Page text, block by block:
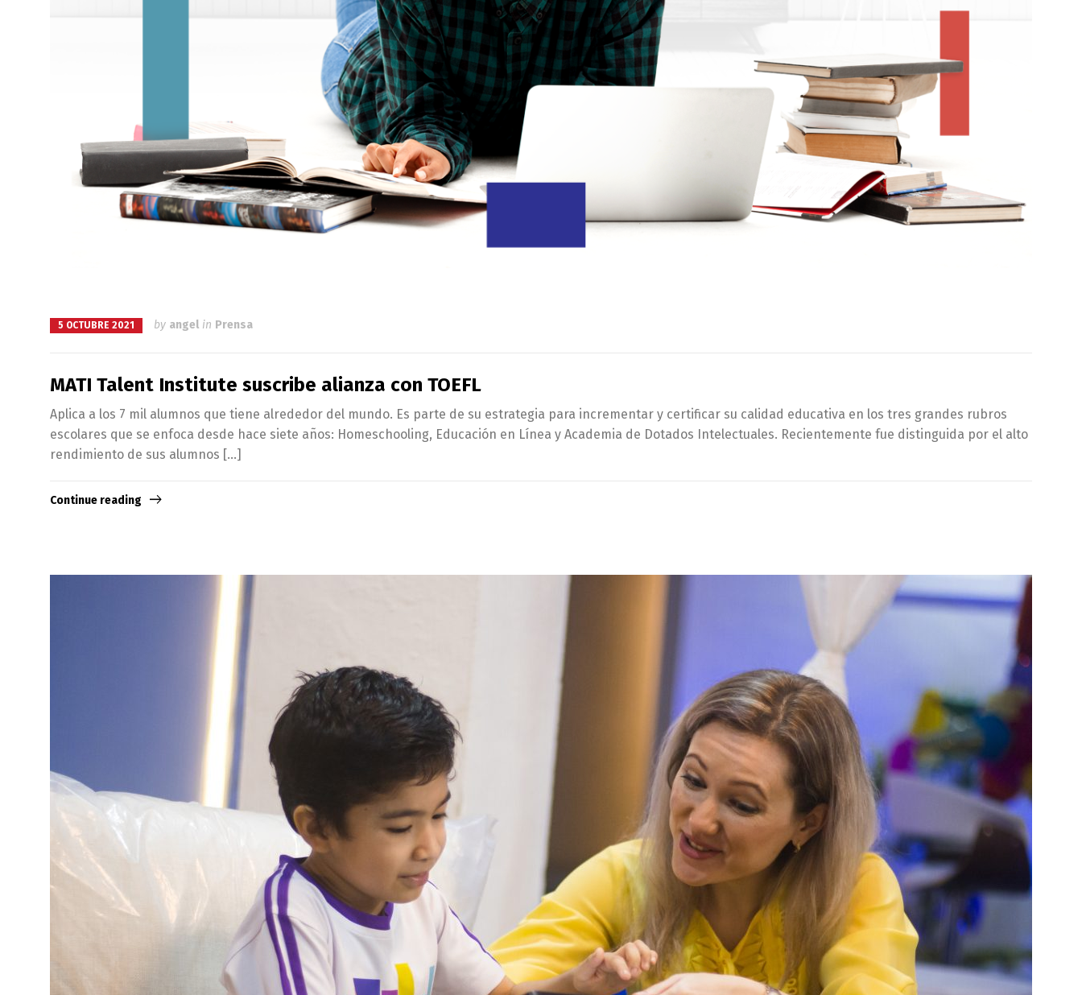
5 OCTUBRE 2021 by angel in Prensa
MATI Talent Institute suscribe alianza con TOEFL
Aplica a los 7 mil alumnos que tiene alrededor del mundo. Es parte de su estrategia para incrementar y certificar su calidad educativa en los tres grandes rubros
escolares que se enfoca desde hace siete años: Homeschooling, Educación en Línea y Academia de Dotados Intelectuales. Recientemente fue distinguida por el alto
rendimiento de sus alumnos […]
Continue reading